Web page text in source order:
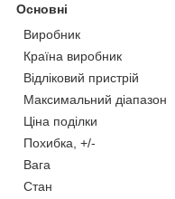
Основні
Виробник
Країна виробник
Відліковий пристрій
Максимальний діапазон
Ціна поділки
Похибка, +/-
Вага
Стан